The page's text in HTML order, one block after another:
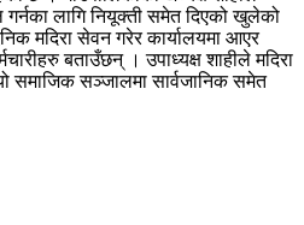
लागि नियूक्ती समेत दिएको खुलेको
मदिरा सेवन गरेर कार्यालयमा आएर
बताउँछन् । उपाध्यक्ष शाहीले मदिरा
समाजिक सञ्जालमा सार्वजानिक समेत